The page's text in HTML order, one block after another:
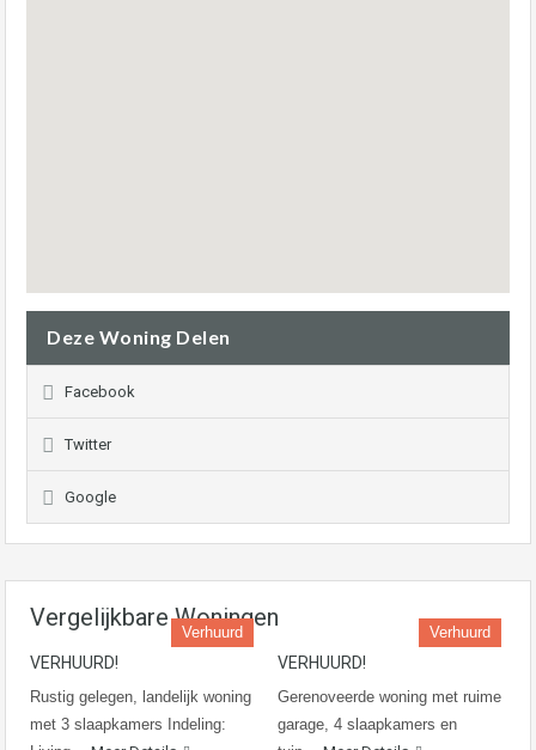
Deze Woning Delen
Facebook
Twitter
Google
Vergelijkbare Woningen
Verhuurd
VERHUURD!
Rustig gelegen, landelijk woning
met 3 slaapkamers Indeling:
Verhuurd
VERHUURD!
Gerenoveerde woning met ruime
garage, 4 slaapkamers en